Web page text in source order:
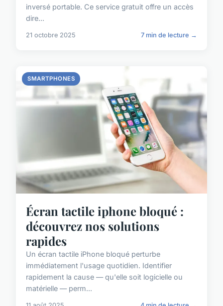
inversé portable. Ce service gratuit offre un accès
dire...
21 octobre 2025 7 min de lecture →
SMARTPHONES
Écran tactile iphone bloqué :
découvrez nos solutions
rapides
Un écran tactile iPhone bloqué perturbe
immédiatement l'usage quotidien. Identifier
rapidement la cause — qu'elle soit logicielle ou
matérielle — perm...